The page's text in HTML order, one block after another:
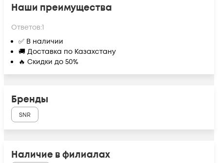
Наши преимущества
Ответов:1
✅ В наличии
🚚 Доставка по Казахстану
🔥 Скидки до 50%
Бренды
SNR
Наличие в филиалах